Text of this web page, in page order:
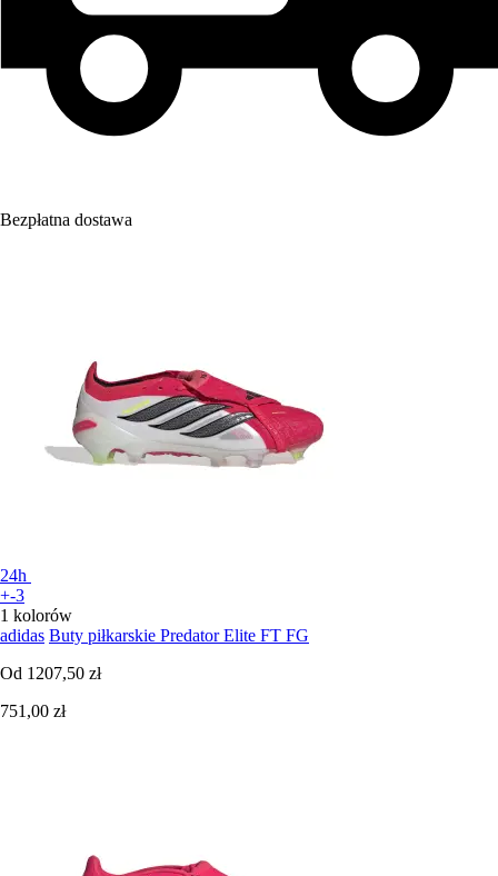
Bezpłatna dostawa
24h
+-3
1 kolorów
adidas Buty piłkarskie Predator Elite FT FG
Od 1207,50 zł
751,00 zł